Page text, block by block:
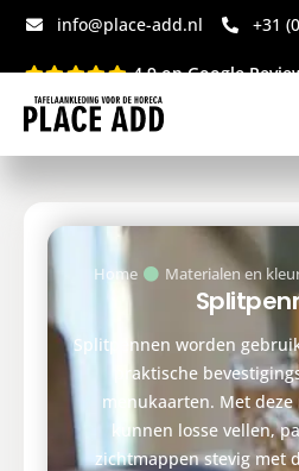
info@place-add.nl +31
4.9 op Google
Menukaarten
Disposables webshop
Voor op tafel webshop
Home Materialen en
Splitpennen worden
praktische
menukaarten. Met
kunnen losse vellen,
zichtmappen stevig met